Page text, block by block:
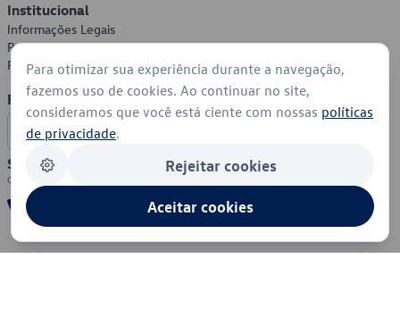
Institucional
Informações Legais
Política de Privacidade
Política de Cookies
Formas de Pagamento
Segurança
Para otimizar sua experiência durante a navegação,
fazemos uso de cookies. Ao continuar no site,
consideramos que você está ciente com nossas políticas
de privacidade.
Rejeitar cookies
Aceitar cookies